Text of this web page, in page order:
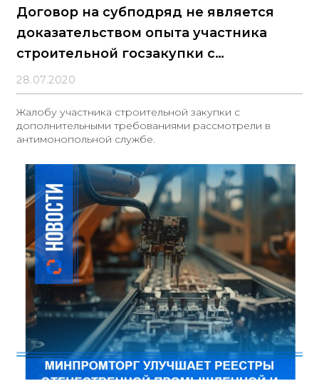
Договор на субподряд не является
доказательством опыта участника
строительной госзакупки с
доптребованиями
28.07.2020
Жалобу участника строительной закупки с
дополнительными требованиями рассмотрели в
антимонопольной службе.